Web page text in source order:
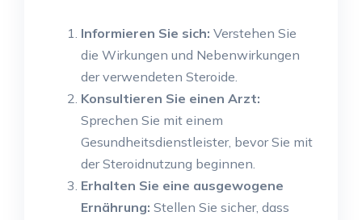
Informieren Sie sich: Verstehen Sie
die Wirkungen und Nebenwirkungen
der verwendeten Steroide.
Konsultieren Sie einen Arzt:
Sprechen Sie mit einem
Gesundheitsdienstleister, bevor Sie mit
der Steroidnutzung beginnen.
Erhalten Sie eine ausgewogene
Ernährung: Stellen Sie sicher, dass